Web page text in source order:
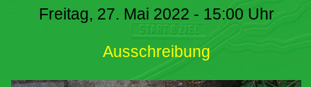
Freitag, 27. Mai 2022 - 15:00 Uhr
Ausschreibung